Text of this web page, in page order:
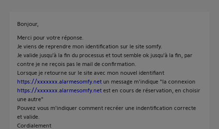
Bonjour,
Merci pour votre réponse.
Je viens de reprendre mon identification sur le site somfy.
Je valide jusqu'à la fin du processus et tout semble ok jusqu'à la fin, par
contre je ne reçois pas le mail de confirmation.
Lorsque je retourne sur le site avec mon nouvel identifiant
https://xxxxxxx.alarmesomfy.net un message m'indique "la connexion
https://xxxxxxx.alarmesomfy.net est en cours de réservation, en choisir
une autre"
Pouvez vous m'indiquer comment recréer une indentification correcte
et valide.
Cordialement